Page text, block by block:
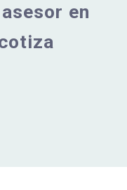
en